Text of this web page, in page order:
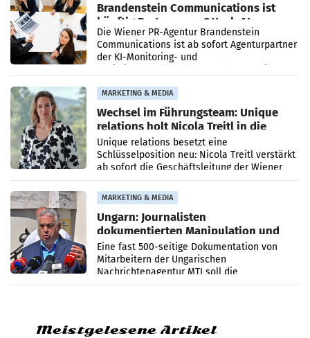
Brandenstein Communications ist
künftig Partner von OtterlyAI
Die Wiener PR-Agentur Brandenstein
Communications ist ab sofort Agenturpartner
der KI-Monitoring- und
MARKETING & MEDIA
Wechsel im Führungsteam: Unique
relations holt Nicola Treitl in die
Geschäftsleitung
Unique relations besetzt eine
Schlüsselposition neu: Nicola Treitl verstärkt
ab sofort die Geschäftsleitung der Wiener
PR-Agentur an der Seite von Josef Kalina und
Anna Kalina-Mahr.
MARKETING & MEDIA
Ungarn: Journalisten
dokumentierten Manipulation und
Zensur
Eine fast 500-seitige Dokumentation von
Mitarbeitern der Ungarischen
Nachrichtenagentur MTI soll die
systematische Nachrichten-Manipulation und
Meistgelesene Artikel